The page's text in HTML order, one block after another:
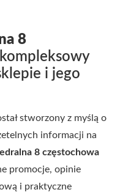
8
i jego
stworzony z myślą o
informacji na
8 częstochowa
promocje, opinie
i praktyczne